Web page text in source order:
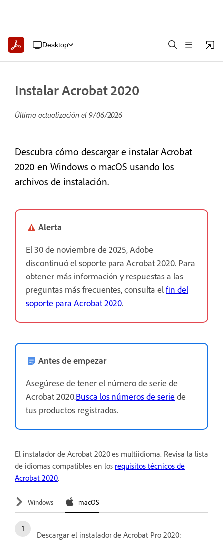
Desktop
Instalar Acrobat 2020
Última actualización el 9/06/2026
Descubra cómo descargar e instalar Acrobat
2020 en Windows o macOS usando los
archivos de instalación.
Alerta
El 30 de noviembre de 2025, Adobe
discontinuó el soporte para Acrobat 2020. Para
obtener más información y respuestas a las
preguntas más frecuentes, consulta elfin del
soporte para Acrobat 2020.
Antes de empezar
Asegúrese de tener el número de serie de
Acrobat 2020.Busca los números de serie de
tus productos registrados.
El instalador de Acrobat 2020 es multiidioma. Revisa la lista
de idiomas compatibles en los requisitos técnicos de
Acrobat 2020.
Windows macOS
Descargar el instalador de Acrobat Pro 2020: